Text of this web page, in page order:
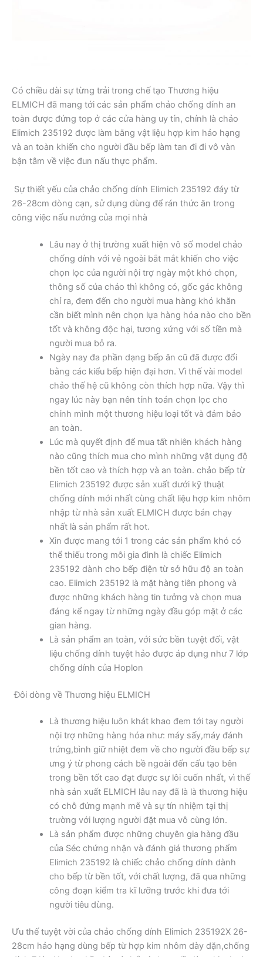
Có chiều dài sự từng trải trong chế tạo Thương hiệu
ELMICH đã mang tới các sản phẩm chảo chống dính an
toàn được đứng top ở các cửa hàng uy tín, chính là chảo
Elimich 235192 được làm bằng vật liệu hợp kim hảo hạng
và an toàn khiến cho người đầu bếp làm tan đi đi vô vàn
bận tâm về việc đun nấu thực phẩm.
Sự thiết yếu của chảo chống dính Elimich 235192 đáy từ
26-28cm dòng cạn, sử dụng dùng để rán thức ăn trong
công việc nấu nướng của mọi nhà
Lâu nay ở thị trường xuất hiện vô số model chảo
chống dính với vẻ ngoài bắt mắt khiến cho việc
chọn lọc của người nội trợ ngày một khó chọn,
thông số của chảo thì không có, gốc gác không
chỉ ra, đem đến cho người mua hàng khó khăn
cần biết mình nên chọn lựa hàng hóa nào cho bền
tốt và không độc hại, tương xứng với số tiền mà
người mua bỏ ra.
Ngày nay đa phần dạng bếp ăn cũ đã được đổi
bằng các kiểu bếp hiện đại hơn. Vì thế vài model
chảo thế hệ cũ không còn thích hợp nữa. Vậy thì
ngay lúc này bạn nên tính toán chọn lọc cho
chính mình một thương hiệu loại tốt và đảm bảo
an toàn.
Lúc mà quyết định để mua tất nhiên khách hàng
nào cũng thích mua cho mình những vật dụng độ
bền tốt cao và thích hợp và an toàn. chảo bếp từ
Elimich 235192 được sản xuất dưới kỹ thuật
chống dính mới nhất cùng chất liệu hợp kim nhôm
nhập từ nhà sản xuất ELMICH được bán chạy
nhất là sản phẩm rất hot.
Xin được mang tới 1 trong các sản phẩm khó có
thể thiếu trong mỗi gia đình là chiếc Elimich
235192 dành cho bếp điện từ sở hữu độ an toàn
cao. Elimich 235192 là mặt hàng tiên phong và
được những khách hàng tin tưởng và chọn mua
đáng kể ngay từ những ngày đầu góp mặt ở các
gian hàng.
Là sản phẩm an toàn, với sức bền tuyệt đối, vật
liệu chống dính tuyệt hảo được áp dụng như 7 lớp
chống dính của Hoplon
Đôi dòng về Thương hiệu ELMICH
Là thương hiệu luôn khát khao đem tới tay người
nội trợ những hàng hóa như: máy sấy,máy đánh
trứng,bình giữ nhiệt đem về cho người đầu bếp sự
ưng ý từ phong cách bề ngoài đến cấu tạo bên
trong bền tốt cao đạt được sự lôi cuốn nhất, vì thế
nhà sản xuất ELMICH lâu nay đã là là thương hiệu
có chỗ đứng mạnh mẽ và sự tín nhiệm tại thị
trường với lượng người đặt mua vô cùng lớn.
Là sản phẩm được những chuyên gia hàng đầu
của Séc chứng nhận và đánh giá thương phẩm
Elimich 235192 là chiếc chảo chống dính dành
cho bếp từ bền tốt, với chất lượng, đã qua những
công đoạn kiểm tra kĩ lưỡng trước khi đưa tới
người tiêu dùng.
Ưu thế tuyệt vời của chảo chống dính Elimich 235192X 26-
28cm hảo hạng dùng bếp từ hợp kim nhôm dày dặn,chống